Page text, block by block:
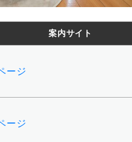
案内サイト
ージ
ージ